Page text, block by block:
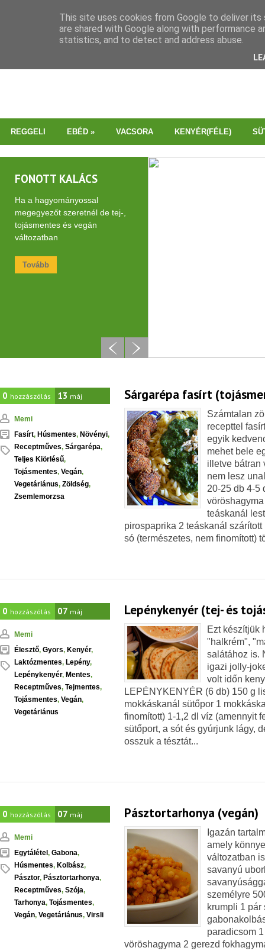
REGGELI EBÉD » VACSORA KENYÉR(FÉLE)
FONOTT KALÁCS
Ha a hagyományossal
megegyezőt szeretnél de tej-,
tojásmentes és vegán
változatban
Tovább
0 hozzászólás 13 máj
Memi
Fasírt, Húsmentes, Növényi,
Receptműves, Sárgarépa,
Teljes Kiörlésű,
Tojásmentes, Vegán,
Vegetáriánus, Zöldség,
Zsemlemorzsa
Sárgarépa fasírt
Számtalan
recepttel
egyik
mehet bele
illetve bátran
nem lesz
20-25 db 4-5
teáskanál
pirospaprika 2 teáskanál
só (természetes, nem finomított)
0 hozzászólás 07 máj
Memi
Élesztő, Gyors, Kenyér,
Laktózmentes, Lepény,
Lepénykenyér, Mentes,
Receptműves, Tejmentes,
Tojásmentes, Vegán,
Vegetáriánus
Lepénykenyér (tej- és
Ezt készítjük
"halkrém",
salátához is.
igazi jolly-
volt időn
LEPÉNYKENYÉR (6 db) 150 g
mokkáskanál sütőpor 1
finomított) 1-1,2 dl víz (amennyit
sütőport, a sót és gyúrjunk lágy,
osszuk a tésztát...
0 hozzászólás 07 máj
Memi
Egytálétel , Gabona,
Húsmentes, Kolbász,
Pásztor, Pásztortarhonya,
Receptműves, Szója,
Tarhonya, Tojásmentes,
Vegán, Vegetáriánus, Virsli
Pásztortarhonya (vegán)
Igazán
amely
változatban
savanyú
személyre
krumpli 1
paradicsom
vöröshagyma 2 gerezd
This site uses cookies from Google to deliver
are shared with Google along with performance
statistics, and to detect and address abuse.